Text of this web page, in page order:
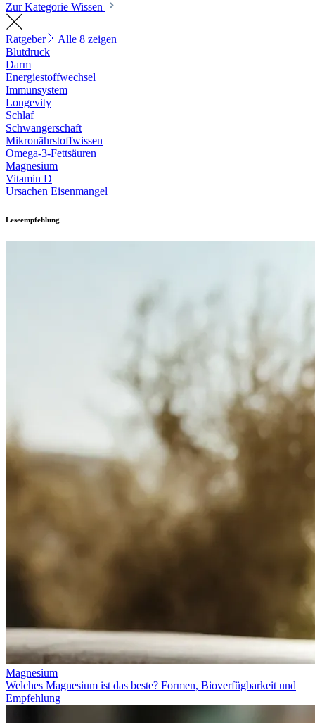
Zur Kategorie Wissen
Ratgeber
Alle 8 zeigen
Blutdruck
Darm
Energiestoffwechsel
Immunsystem
Longevity
Schlaf
Schwangerschaft
Mikronährstoffwissen
Omega-3-Fettsäuren
Magnesium
Vitamin D
Ursachen Eisenmangel
Leseempfehlung
Magnesium
Welches Magnesium ist das beste? Formen, Bioverfügbarkeit und
Empfehlung